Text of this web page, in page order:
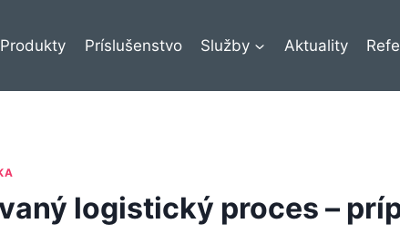
Produkty Príslušenstvo Služby Aktuality
logistický proces –